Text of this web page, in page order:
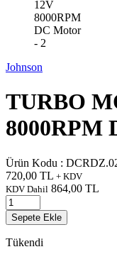
Johnson
TURBO
8000RPM
Ürün Kodu :
720,00 TL + KDV
KDV Dahil 864,00 TL
Sepete Ekle
Tükendi